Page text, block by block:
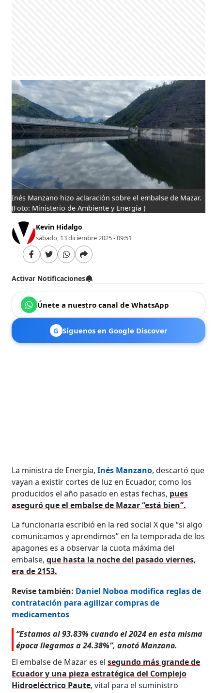
Inés Manzano hizo aclaración sobre el embalse de Mazar.
(Foto: Ministerio de Ambiente y Energía )
Kevin Hidalgo
sábado, 13 diciembre 2025 - 09:51
Activar Notificaciones
Únete a nuestro canal de WhatsApp
G Síguenos en Google Discover
La ministra de Energía,Inés Manzano, descartó que
vayan a existir cortes de luz en Ecuador, como los
producidos el año pasado en estas fechas, pues
aseguró que el embalse de Mazar “está bien”.
La funcionaria escribió en la red social X que “si algo
comunicamos y aprendimos” en la temporada de los
apagones es a observar la cuota máxima del
embalse,que hasta la noche del pasado viernes,
era de 2153.
Revise también: Daniel Noboa modifica reglas de
contratación para agilizar compras de
medicamentos
“Estamos al 93.83% cuando el 2024 en esta misma
época llegamos a 24.38%”, anotó Manzano.
El embalse de Mazar es elsegundo más grande de
Ecuador y una pieza estratégica del Complejo
Hidroeléctrico Paute, vital para el suministro